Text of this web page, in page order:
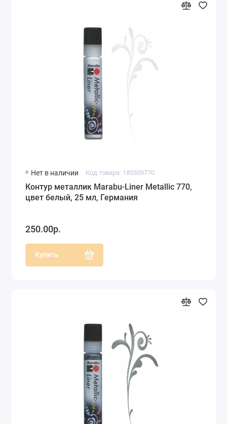
Нет в наличии Код товара: 180309770
Контур металлик Marabu-Liner Metallic 770,
цвет белый, 25 мл, Германия
250.00р.
Купить